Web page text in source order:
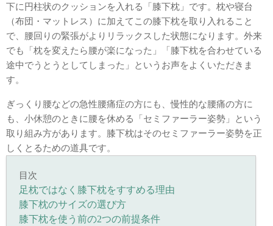
下に円柱状のクッションを入れる「膝下枕」です。枕や寝台
（布団・マットレス）に加えてこの膝下枕を取り入れること
で、腰回りの緊張がよりリラックスした状態になります。外来
でも「枕を変えたら腰が楽になった」「膝下枕を合わせている
途中でうとうとしてしまった」というお声をよくいただきま
す。
ぎっくり腰などの急性腰痛症の方にも、慢性的な腰痛の方に
も、小休憩のときに腰を休める「セミファーラー姿勢」という
取り組み方があります。膝下枕はそのセミファーラー姿勢を正
しくとるための道具です。
目次
足枕ではなく膝下枕をすすめる理由
膝下枕のサイズの選び方
膝下枕を使う前の2つの前提条件